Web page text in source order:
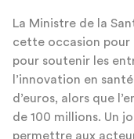
La Ministre de la
cette occasion pour
pour soutenir les
l’innovation en
d’euros, alors que
de 100 millions. Un
permettre aux